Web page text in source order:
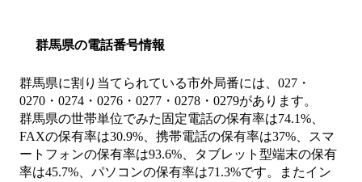
群馬県の電話番号情報
群馬県に割り当てられている市外局番には、027・
0270・0274・0276・0277・0278・0279があります。
群馬県の世帯単位でみた固定電話の保有率は74.1%、
FAXの保有率は30.9%、携帯電話の保有率は37%、スマ
ートフォンの保有率は93.6%、タブレット型端末の保有
率は45.7%、パソコンの保有率は71.3%です。またイン